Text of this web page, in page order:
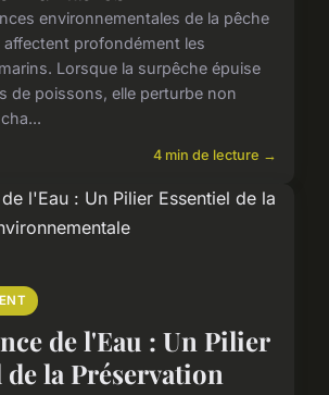
environnementales de la pêche
profondément les
Lorsque la surpêche épuise
de poissons, elle perturbe non
4 min de lecture →
de l'Eau : Un Pilier
de la Préservation